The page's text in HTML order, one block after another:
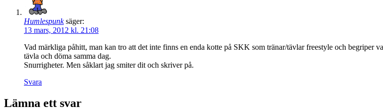
Humlespunk säger:
13 mars, 2012 kl. 21:08
Vad märkliga påhitt, man kan tro att det inte finns en enda kotte på SKK som tränar/tävlar freestyle och begriper
tävla och döma samma dag.
Snurrigheter. Men såklart jag smiter dit och skriver på.
Svara
Lämna ett svar